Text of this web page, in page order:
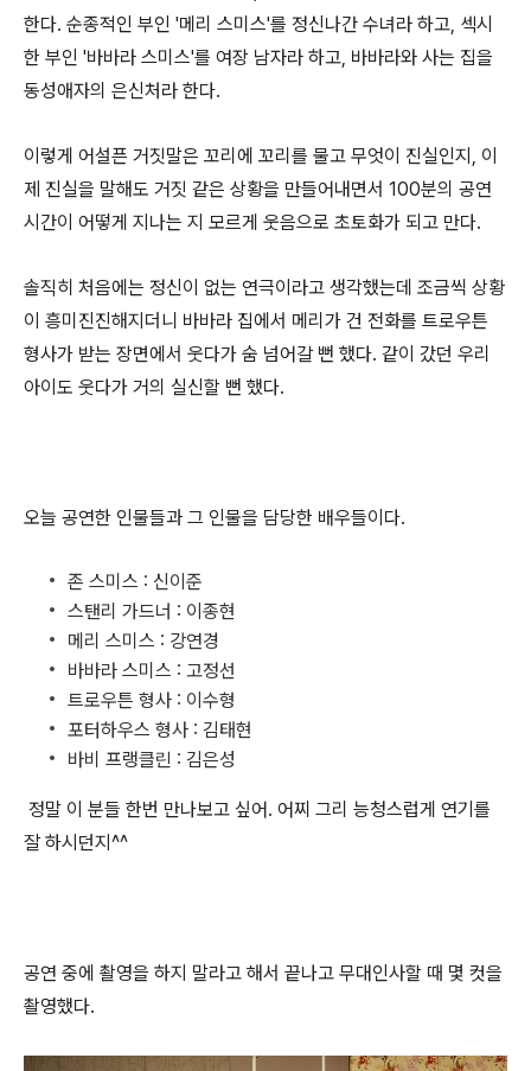
한다. 순종적인 부인 '메리 스미스'를 정신나간 수녀라 하고, 섹시
한 부인 '바바라 스미스'를 여장 남자라 하고, 바바라와 사는 집을
동성애자의 은신처라 한다.
이렇게 어설픈 거짓말은 꼬리에 꼬리를 물고 무엇이 진실인지, 이
제 진실을 말해도 거짓 같은 상황을 만들어내면서 100분의 공연
시간이 어떻게 지나는 지 모르게 웃음으로 초토화가 되고 만다.
솔직히 처음에는 정신이 없는 연극이라고 생각했는데 조금씩 상황
이 흥미진진해지더니 바바라 집에서 메리가 건 전화를 트로우튼
형사가 받는 장면에서 웃다가 숨 넘어갈 뻔 했다. 같이 갔던 우리
아이도 웃다가 거의 실신할 뻔 했다.
오늘 공연한 인물들과 그 인물을 담당한 배우들이다.
존 스미스 : 신이준
스탠리 가드너 : 이종현
메리 스미스 : 강연경
바바라 스미스 : 고정선
트로우튼 형사 : 이수형
포터하우스 형사 : 김태현
바비 프랭클린 : 김은성
정말 이 분들 한번 만나보고 싶어. 어찌 그리 능청스럽게 연기를
잘 하시던지^^
공연 중에 촬영을 하지 말라고 해서 끝나고 무대인사할 때 몇 컷을
촬영했다.